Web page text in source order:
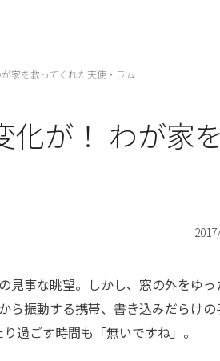
家を救ってくれた天使・ラム
が！ わが家
見事な眺望。しかし、窓の外をゆ
ら振動する携帯、書き込みだらけ
過ごす時間も「無いですね」。